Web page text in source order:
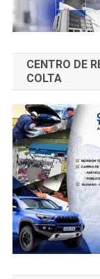
CENTRO DE
COLTA